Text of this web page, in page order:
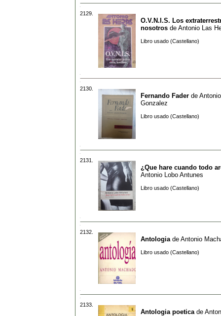
2129.
O.V.N.I.S. Los
nosotros de Antonio Las
Libro usado (Castellano)
2130.
Fernando Fader de
Gonzalez
Libro usado (Castellano)
2131.
¿Que hare cuando todo
Antonio Lobo Antunes
Libro usado (Castellano)
2132.
Antologia de Antonio
Libro usado (Castellano)
2133.
Antologia poetica de